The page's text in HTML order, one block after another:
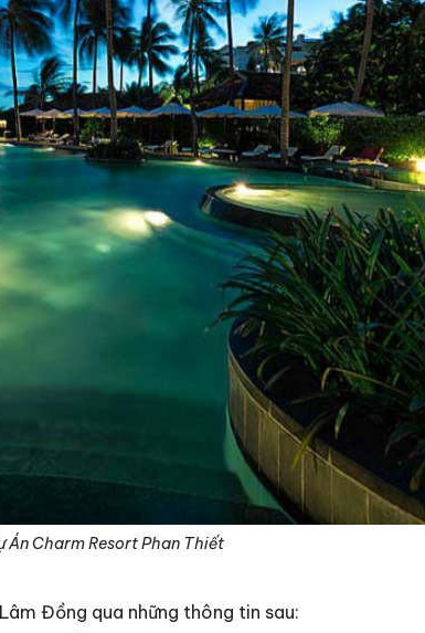
Án Charm Resort Phan Thiết
Đồng qua những thông tin sau: